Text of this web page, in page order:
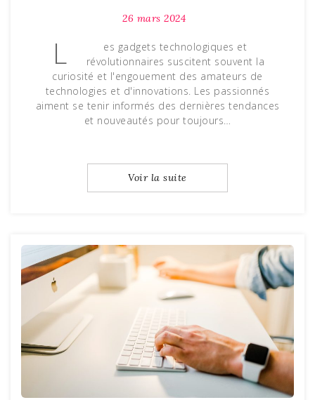
26 mars 2024
L
es gadgets technologiques et
révolutionnaires suscitent souvent la
curiosité et l'engouement des amateurs de
technologies et d'innovations. Les passionnés
aiment se tenir informés des dernières tendances
et nouveautés pour toujours…
Voir la suite